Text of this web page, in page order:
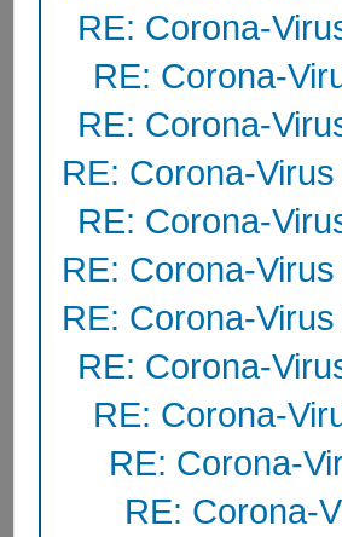
RE: Corona-
RE: Corona-
RE: Corona-
RE: Corona-
RE: Corona-
RE: Corona-
RE: Corona-
RE: Corona-
RE: Corona-
RE: Corona-
RE: Corona-